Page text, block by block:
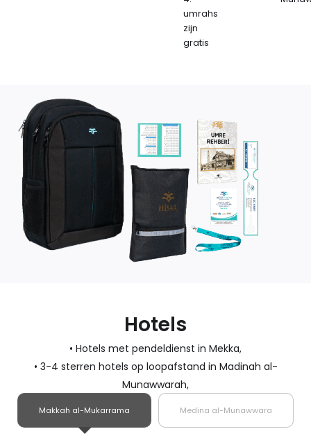
umrahs
zijn
gratis
Hotels
• Hotels met pendeldienst in Mekka,
• 3-4 sterren hotels op loopafstand in Madinah al-
Munawwarah,
Makkah al-Mukarrama Medina al-Munawwara